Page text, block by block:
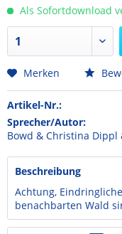
Als Sofortdownload
Merken
Artikel-Nr.:
Sprecher/Autor:
Bowd & Christina
Beschreibung
Achtung,
benachbarten Wald